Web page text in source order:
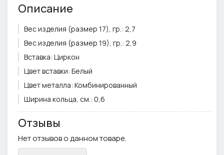
Описание
Вес изделия (размер 17), гр.: 2,7
Вес изделия (размер 19), гр.: 2,9
Вставка: Циркон
Цвет вставки: Белый
Цвет металла: Комбинированный
Ширина кольца, см.: 0,6
Отзывы
Нет отзывов о данном товаре.